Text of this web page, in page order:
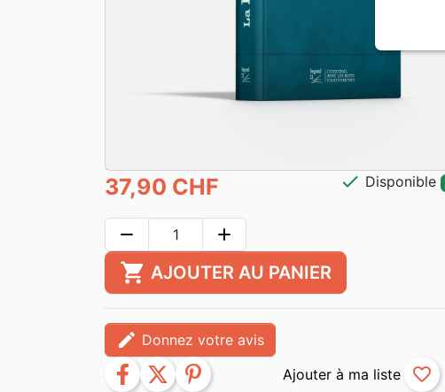
37,90 CHF check Disponible
remove add
shopping_cart AJOUTER AU PANIER
edit Donnez votre avis
facebook twitter pinterest favorite_border